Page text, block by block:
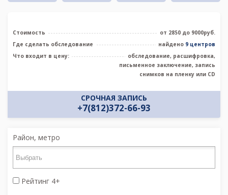
Стоимость
от 2850 до 9000руб.
Где сделать обследование
найдено 9 центров
Что входит в цену:
обследование, расшифровка,
письменное заключение, запись
снимков на пленку или CD
СРОЧНАЯ ЗАПИСЬ
+7(812)372-66-93
Район, метро
Рейтинг 4+